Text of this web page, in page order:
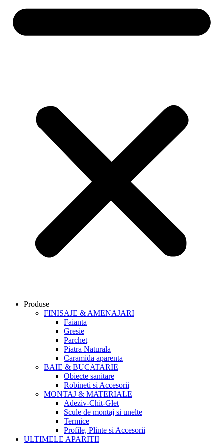
Produse
FINISAJE & AMENAJARI
Faianta
Gresie
Parchet
Piatra Naturala
Caramida aparenta
BAIE & BUCATARIE
Obiecte sanitare
Robineti si Accesorii
MONTAJ & MATERIALE
Adeziv-Chit-Glet
Scule de montaj si unelte
Termice
Profile, Plinte si Accesorii
ULTIMELE APARITII